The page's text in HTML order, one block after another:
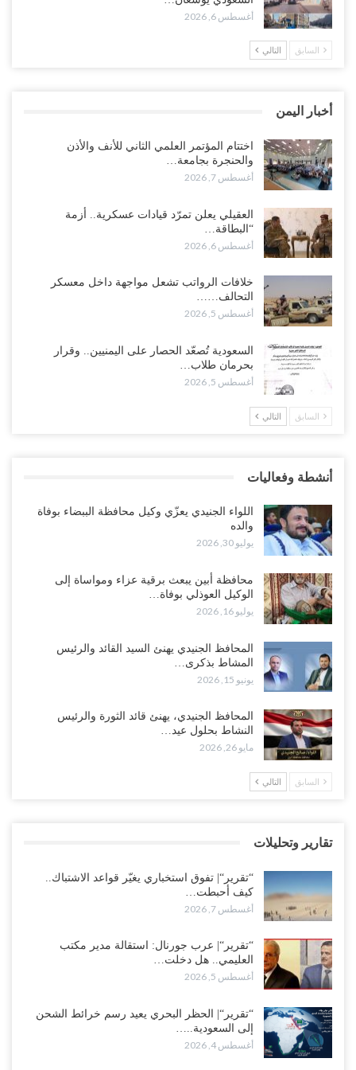
أغسطس 6, 2026
“حضرموت“| في تصعيد غير مسبوق.. انتشار فصيل “مكافحة الإرهاب”
للسعودية بشأن النفط..!
أغسطس 6, 2026
الرئاسي مرحلة التفكك المؤسسي..!
أغسطس 5, 2026
حضرموت على حافة الانفجار.. اشتباكات قبلية مع فصائل سعودية
وتعزيزات عسكرية لحماية ترتيبات تصدير النفط..!
أغسطس 5, 2026
وسط معركة سعودية لإسقاط آخر معاقل الزبيدي.. القبائل تستنفر و”درع
الوطن” تبدأ الانتشار..!
أغسطس 5, 2026
خلافات الرواتب تشعل مواجهة داخل معسكر التحالف… والإصلاح يصعّد
تعميد الشهادات يشعل غضباً واسعاً..!
أغسطس 5, 2026
ملفات المال والنفط..!
أغسطس 5, 2026
النفط تلتف حول أفريقيا وسفن تعلن: “لا توجد شحنة…
أغسطس 4, 2026
مليون برميل يشعل غضب حضرموت..!
أغسطس 4, 2026
مدير مكتب العليمي يقدم استقالته.. والخلافات تعصف بالرئاسي وصراع
“تعز“| وسط إعادة رسم النفوذ السعودي.. الإصلاح يجدد اتهامه لطارق
بالتهريب وعينه على المحافظ..!
أغسطس 4, 2026
“شبوة“| مع تحشيدات عسكرية تنذر بجولة جديدة مع السعودية.. الإمارات
تعيد تحشيد قواتها في أهم سواحل اليمن على البحر…
أغسطس 4, 2026
أغسطس 4, 2026
“مقالات“| عِنْدَما يَغِيب الأَقربون.. وَتَضِيق بِلَاد الله الوَاسِعَة.. تَبْقَى صَنْعَاء
أغسطس 6, 2026
السابق التالي
أخبار اليمن
اختتام المؤتمر العلمي الثاني للأنف والأذن
والحنجرة بجامعة…
أغسطس 7, 2026
العقيلي يعلن تمرّد قيادات عسكرية.. أزمة
“البطاقة…
أغسطس 6, 2026
خلافات الرواتب تشعل مواجهة داخل معسكر
التحالف……
أغسطس 5, 2026
السعودية تُصعّد الحصار على اليمنيين.. وقرار
بحرمان طلاب…
أغسطس 5, 2026
السابق التالي
أنشطة وفعاليات
اللواء الجنيدي يعزّي وكيل محافظة الببضاء بوفاة
والده
يوليو 30, 2026
محافظة أبين يبعث برقية عزاء ومواساة إلى
الوكيل العوذلي بوفاة…
يوليو 16, 2026
المحافظ الجنيدي يهنئ السيد القائد والرئيس
المشاط بذكرى…
يونيو 15, 2026
المحافظ الجنيدي، يهنئ قائد الثورة والرئيس
النشاط بحلول عيد…
مايو 26, 2026
السابق التالي
تقارير وتحليلات
“تقرير“| تفوق استخباري يغيّر قواعد الاشتباك..
كيف أحبطت…
أغسطس 7, 2026
“تقرير“| عرب جورنال: استقالة مدير مكتب
العليمي.. هل دخلت…
أغسطس 5, 2026
“تقرير“| الحظر البحري يعيد رسم خرائط الشحن
إلى السعودية..…
أغسطس 4, 2026